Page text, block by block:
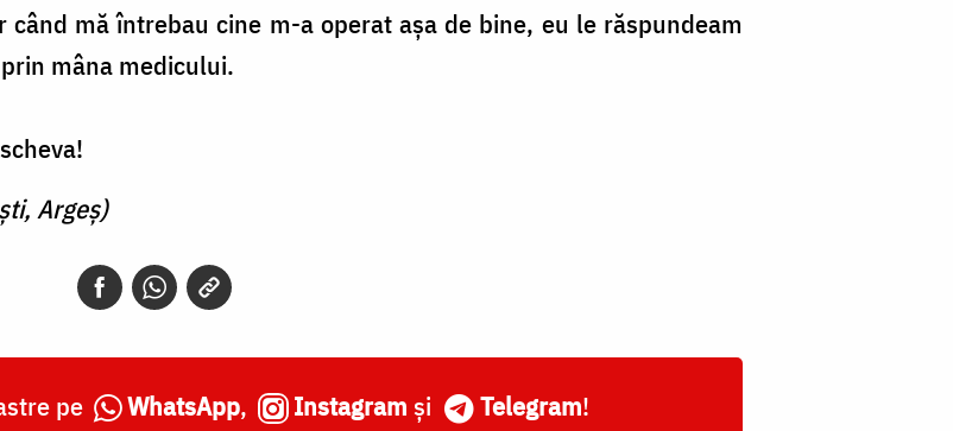
mă întrebau cine m-a operat așa de bine, eu le răspundeam
mâna medicului.
Argeș)
pe WhatsApp, Instagram și Telegram!